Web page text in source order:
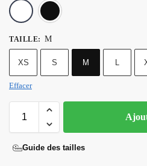
TAILLE: M
XS S M L
Effacer
Guide des tailles